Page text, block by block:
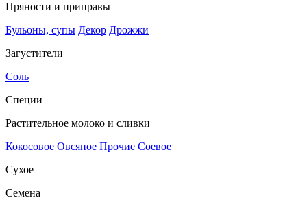
Пряности и приправы
Бульоны, супы Декор Дрожжи
Загустители
Соль
Специи
Растительное молоко и сливки
Кокосовое Овсяное Прочие Соевое
Сухое
Семена